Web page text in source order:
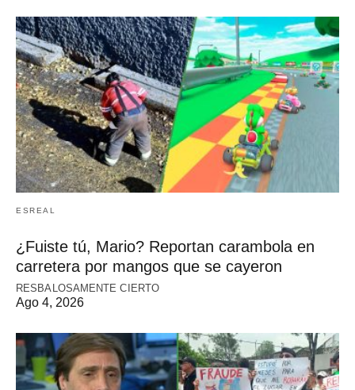
ESREAL
¿Fuiste tú, Mario? Reportan carambola en
carretera por mangos que se cayeron
RESBALOSAMENTE CIERTO
Ago 4, 2026